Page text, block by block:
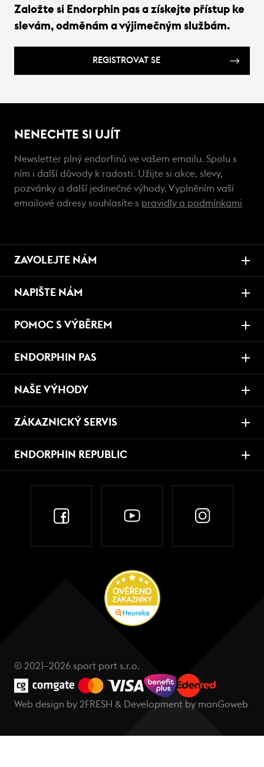
Založte si Endorphin pas a získejte přístup ke
slevám, odměnám a výjimečným službám.
REGISTROVAT SE
NENECHTE SI UJÍT
Newsletter plný endorfinů ve vašem emailu. Spolu s
ním i další důvody k radosti. Užijte si akce, slevy,
pozvánky a další jedinečné výhody. Vyplněním vaší
emailové adresy souhlasíte s pravidly a podmínkami
ZAVOLEJTE NÁM
NAPIŠTE NÁM
POMOC S VÝBĚREM
ENDORPHIN PAS
NAŠE VÝHODY
ZÁKAZNICKÝ SERVIS
ENDORPHIN REPUBLIC
© 2021–2026 sport port s.r.o.
Web design by 2FRESH & Development by manGoweb